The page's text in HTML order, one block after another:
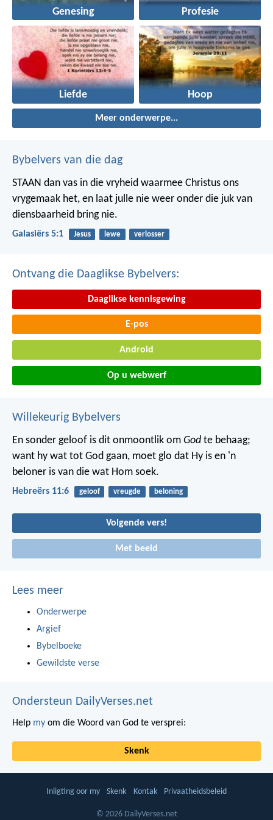
Genesing Profesie
Liefde Hoop
Meer onderwerpe...
Bybelvers van die dag
STAAN dan vas in die vryheid waarmee Christus ons
vrygemaak het, en laat julle nie weer onder die juk van
diensbaarheid bring nie.
Galasiërs 5:1 Jesus lewe verlosser
Ontvang die Daaglikse Bybelvers:
Daaglikse kennisgewing
E-pos
Android
Op u webwerf
Willekeurig Bybelvers
En sonder geloof is dit onmoontlik om God te behaag;
want hy wat tot God gaan, moet glo dat Hy is en 'n
beloner is van die wat Hom soek.
Hebreërs 11:6 geloof vreugde beloning
Volgende vers!
Met beeld
Lees meer
Onderwerpe
Argief
Bybelboeke
Gewildste verse
Ondersteun DailyVerses.net
Help my om die Woord van God te versprei:
Skenk
Inligting oor my Skenk Kontak Privaatheidsbeleid
© 2026 DailyVerses.net